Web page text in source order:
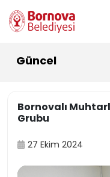
Güncel
Bornovalı
Grubu
27 Ekim 2024